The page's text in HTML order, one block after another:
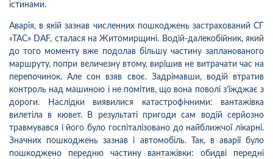
істинами.
Аварія, в якій зазнав численних пошкоджень застрахований СГ
«ТАС» DAF, сталася на Житомирщині. Водій-далекобійник, який
до того моменту вже подолав більшу частину запланованого
маршруту, попри величезну втому, вирішив не витрачати час на
перепочинок. Але сон взяв своє. Задрімавши, водій втратив
контроль над машиною і не помітив, що вона поволі з’їжджає з
дороги. Наслідки виявилися катастрофічними: вантажівка
вилетіла в кювет. В результаті пригоди сам водій серйозно
травмувався і його було госпіталізовано до найближчої лікарні.
Значних пошкоджень зазнав і автомобіль. Так, в аварії було
пошкоджено передню частину вантажівки: обидві передні